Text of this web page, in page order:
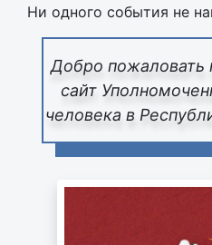
Добро пожаловать
сайт
человека в
Ни одного события не